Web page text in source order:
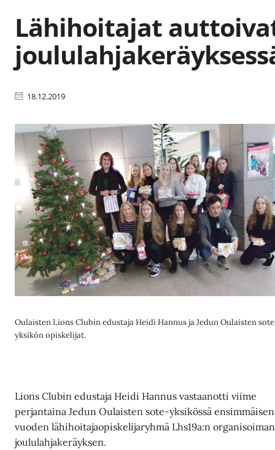
Lähihoitajat
18.12.2019
Oulaisten Lions Clubin edustaja Heidi Hannus ja Jedun Oulaisten
yksikön opiskelijat.
Lions Clubin edustaja Heidi Hannus vastaanotti viime
perjantaina Jedun Oulaisten sote-yksikössä ensimmäisen
vuoden lähihoitajaopiskelijaryhmä Lhs19a:n organisoiman
joululahjakeräyksen.